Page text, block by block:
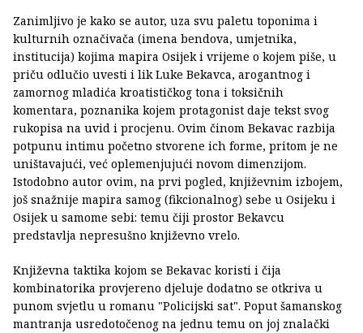
Zanimljivo je kako se autor, uza svu paletu toponima i
kulturnih označivača (imena bendova, umjetnika,
institucija) kojima mapira Osijek i vrijeme o kojem piše, u
priču odlučio uvesti i lik Luke Bekavca, arogantnog i
zamornog mladića kroatističkog tona i toksičnih
komentara, poznanika kojem protagonist daje tekst svog
rukopisa na uvid i procjenu. Ovim činom Bekavac razbija
potpunu intimu početno stvorene ich forme, pritom je ne
uništavajući, već oplemenjujući novom dimenzijom.
Istodobno autor ovim, na prvi pogled, književnim izbojem,
još snažnije mapira samog (fikcionalnog) sebe u Osijeku i
Osijek u samome sebi: temu čiji prostor Bekavcu
predstavlja nepresušno književno vrelo.
Književna taktika kojom se Bekavac koristi i čija
kombinatorika provjereno djeluje dodatno se otkriva u
punom svjetlu u romanu "Policijski sat". Poput šamanskog
mantranja usredotočenog na jednu temu on joj znalački